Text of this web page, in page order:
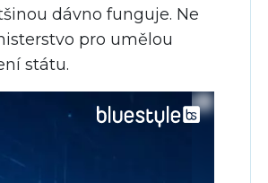
dávno funguje. Ne
pro umělou
státu.